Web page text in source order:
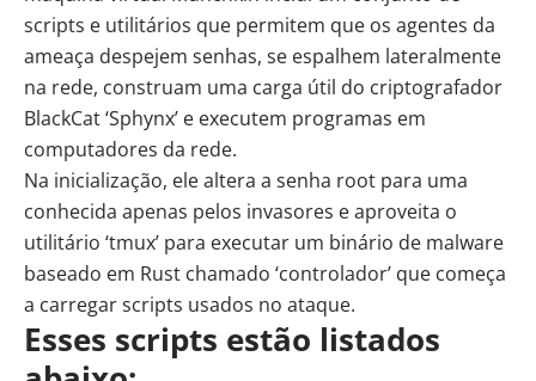
scripts e utilitários que permitem que os agentes da
ameaça despejem senhas, se espalhem lateralmente
na rede, construam uma carga útil do criptografador
BlackCat ‘Sphynx’ e executem programas em
computadores da rede.
Na inicialização, ele altera a senha root para uma
conhecida apenas pelos invasores e aproveita o
utilitário ‘tmux’ para executar um binário de malware
baseado em Rust chamado ‘controlador’ que começa
a carregar scripts usados no ataque.
Esses scripts estão listados